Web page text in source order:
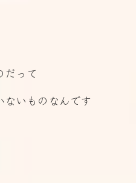
だって
いものなんです